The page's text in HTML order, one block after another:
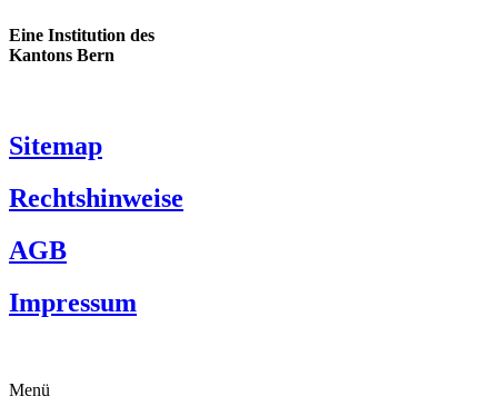
Eine Institution des
Kantons Bern
Sitemap
Rechtshinweise
AGB
Impressum
Menü